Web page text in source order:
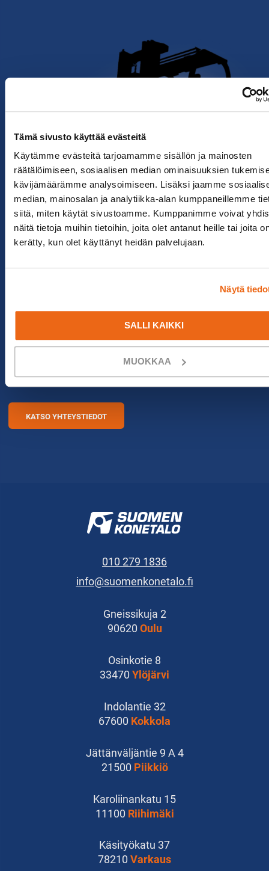
Tämä sivusto käyttää evästeitä
Käytämme evästeitä tarjoamamme sisällön ja mainosten
räätälöimiseen, sosiaalisen median ominaisuuksien
kävijämäärämme analysoimiseen. Lisäksi jaamme
median, mainosalan ja analytiikka-alan kumppaneillemme
siitä, miten käytät sivustoamme. Kumppanimme voivat
näitä tietoja muihin tietoihin, joita olet antanut heille tai joita
kerätty, kun olet käyttänyt heidän palvelujaan.
Näytä
SALLI KAIKKI
MUOKKAA
Ota yhteyttä myyjiimme, niin katsotaan miten
voisimme auttaa sinua. Palvelemme teitä arkisin klo
08–16.
KATSO YHTEYSTIEDOT
010 279 1836
info@suomenkonetalo.fi
Gneissikuja 2
90620 Oulu
Osinkotie 8
33470 Ylöjärvi
Indolantie 32
67600 Kokkola
Jättänväljäntie 9 A 4
21500 Piikkiö
Karoliinankatu 15
11100 Riihimäki
Käsityökatu 37
78210 Varkaus